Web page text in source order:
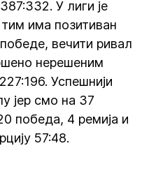
У лиги је
има позитиван
вечити ривал
нерешеним
Успешнији
јер смо на 37
победа, 4 ремија и
57:48.